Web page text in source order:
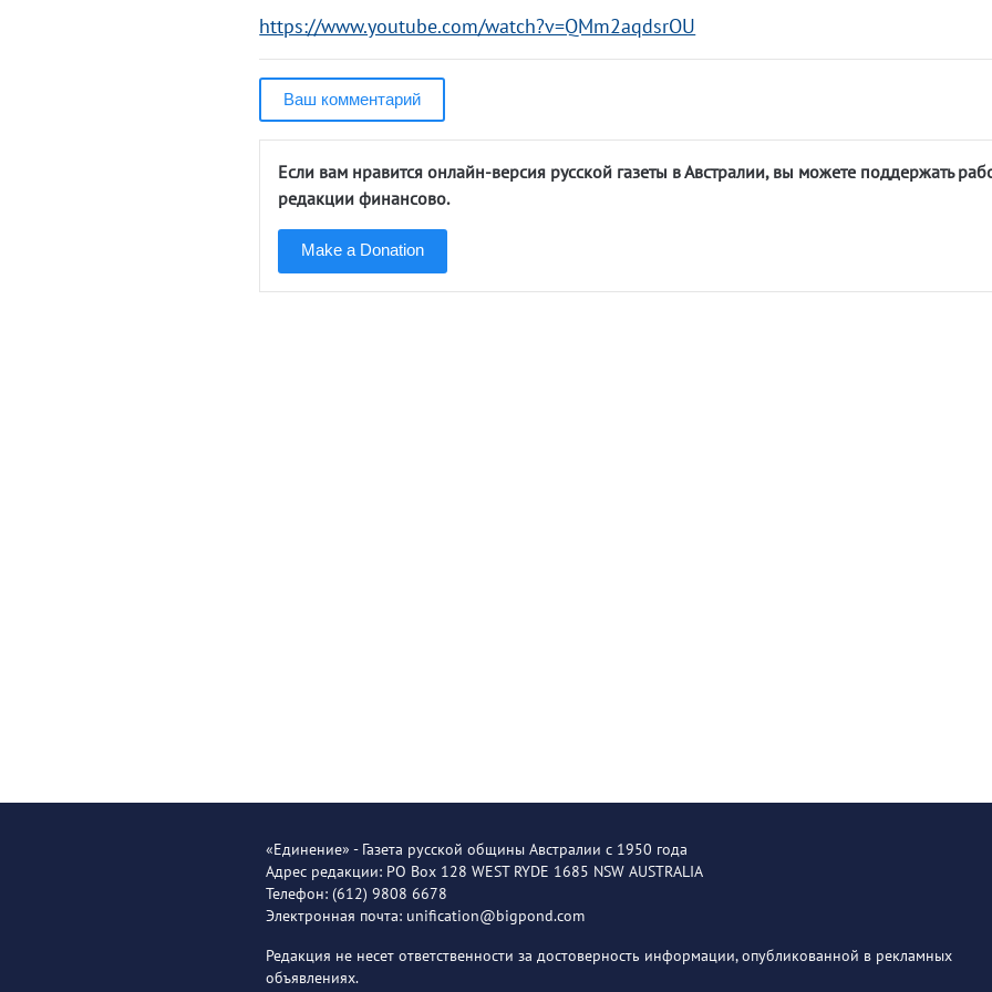
https://www.youtube.com/watch?v=QMm2aqdsrOU
Ваш комментарий
Если вам нравится онлайн-версия русской газеты в Австралии, вы можете поддержать
редакции финансово.
Make a Donation
«Единение» - Газета русской общины Австралии с 1950 года
Адрес редакции: PO Box 128 WEST RYDE 1685 NSW AUSTRALIA
Телефон: (612) 9808 6678
Электронная почта: unification@bigpond.com
Редакция не несет ответственности за достоверность информации, опубликованной в рекламных
объявлениях.